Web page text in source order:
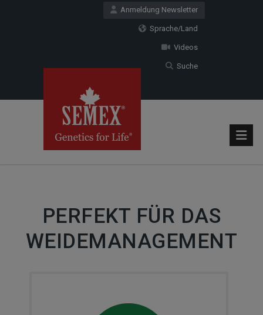
Anmeldung Newsletter
Sprache/Land
Videos
Suche
PERFEKT FÜR DAS
WEIDEMANAGEMENT